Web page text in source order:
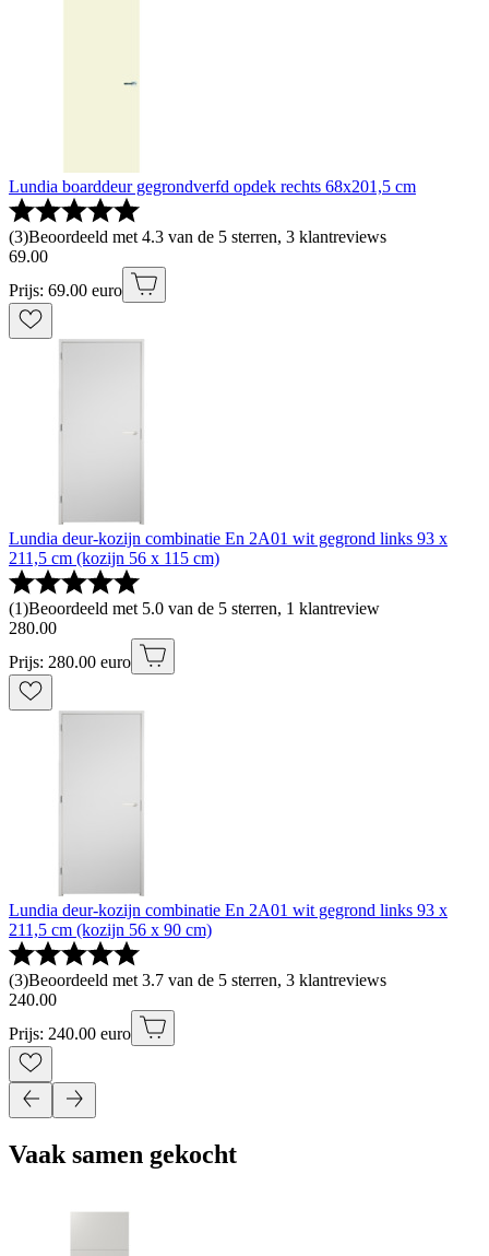
Lundia boarddeur gegrondverfd opdek rechts 68x201,5 cm
(3)Beoordeeld met 4.3 van de 5 sterren, 3 klantreviews
69.00
Prijs: 69.00 euro
Lundia deur-kozijn combinatie En 2A01 wit gegrond links 93 x
211,5 cm (kozijn 56 x 115 cm)
(1)Beoordeeld met 5.0 van de 5 sterren, 1 klantreview
280.00
Prijs: 280.00 euro
Lundia deur-kozijn combinatie En 2A01 wit gegrond links 93 x
211,5 cm (kozijn 56 x 90 cm)
(3)Beoordeeld met 3.7 van de 5 sterren, 3 klantreviews
240.00
Prijs: 240.00 euro
Vaak samen gekocht